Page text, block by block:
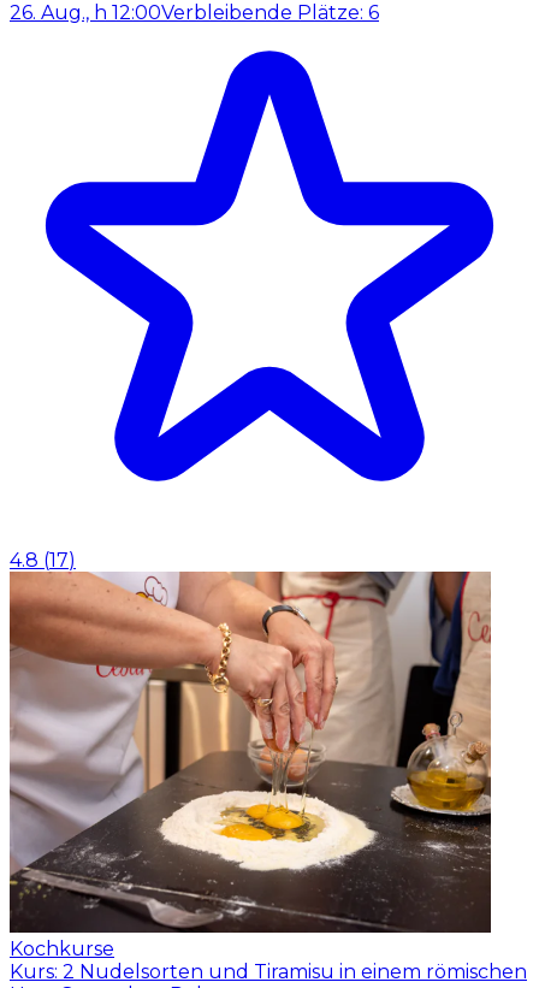
26. Aug., h 12:00Verbleibende Plätze: 6
4.8 (17)
Kochkurse
Kurs: 2 Nudelsorten und Tiramisu in einem römischen